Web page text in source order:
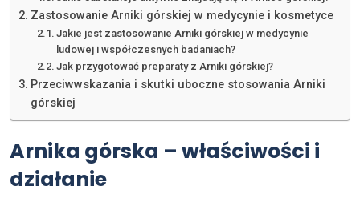
Zastosowanie Arniki górskiej w medycynie i kosmetyce
Jakie jest zastosowanie Arniki górskiej w medycynie
ludowej i współczesnych badaniach?
Jak przygotować preparaty z Arniki górskiej?
Przeciwwskazania i skutki uboczne stosowania Arniki
górskiej
Arnika górska – właściwości i
działanie